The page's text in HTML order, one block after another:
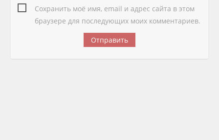
Сохранить моё имя, email и адрес сайта в этом
браузере для последующих моих комментариев.